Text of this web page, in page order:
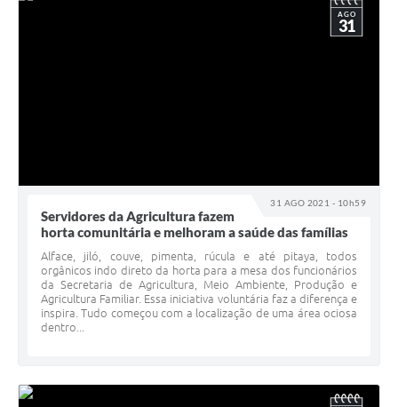
31 AGO 2021 - 10h59
AGO
31
Servidores da Agricultura fazem
horta comunitária e melhoram a saúde das famílias
Alface, jiló, couve, pimenta, rúcula e até pitaya, todos
orgânicos indo direto da horta para a mesa dos funcionários
da Secretaria de Agricultura, Meio Ambiente, Produção e
Agricultura Familiar. Essa iniciativa voluntária faz a diferença e
inspira. Tudo começou com a localização de uma área ociosa
dentro...